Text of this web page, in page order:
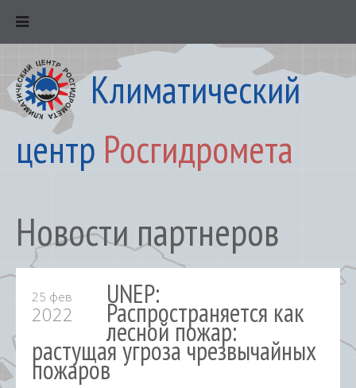
Климатический
центр Росгидромета
Новости партнеров
25 фев
2022
UNEP:
Распространяется как
лесной пожар:
растущая угроза чрезвычайных
пожаров